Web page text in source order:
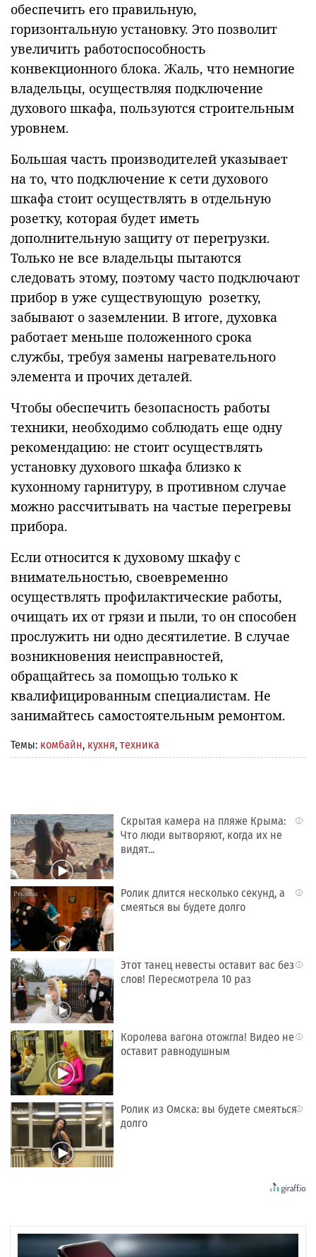
обеспечить его правильную,
горизонтальную установку. Это позволит
увеличить работоспособность
конвекционного блока. Жаль, что немногие
владельцы, осуществляя подключение
духового шкафа, пользуются строительным
уровнем.
Большая часть производителей указывает
на то, что подключение к сети духового
шкафа стоит осуществлять в отдельную
розетку, которая будет иметь
дополнительную защиту от перегрузки.
Только не все владельцы пытаются
следовать этому, поэтому часто подключают
прибор в уже существующую розетку,
забывают о заземлении. В итоге, духовка
работает меньше положенного срока
службы, требуя замены нагревательного
элемента и прочих деталей.
Чтобы обеспечить безопасность работы
техники, необходимо соблюдать еще одну
рекомендацию: не стоит осуществлять
установку духового шкафа близко к
кухонному гарнитуру, в противном случае
можно рассчитывать на частые перегревы
прибора.
Если относится к духовому шкафу с
внимательностью, своевременно
осуществлять профилактические работы,
очищать их от грязи и пыли, то он способен
прослужить ни одно десятилетие. В случае
возникновения неисправностей,
обращайтесь за помощью только к
квалифицированным специалистам. Не
занимайтесь самостоятельным ремонтом.
Темы: комбайн, кухня, техника
i
Скрытая камера на пляже Крыма:
Что люди вытворяют, когда их не
видят...
i
Ролик длится несколько секунд, а
смеяться вы будете долго
i
Этот танец невесты оставит вас без
слов! Пересмотрела 10 раз
i
Королева вагона отожгла! Видео не
оставит равнодушным
i
Ролик из Омска: вы будете смеяться
долго